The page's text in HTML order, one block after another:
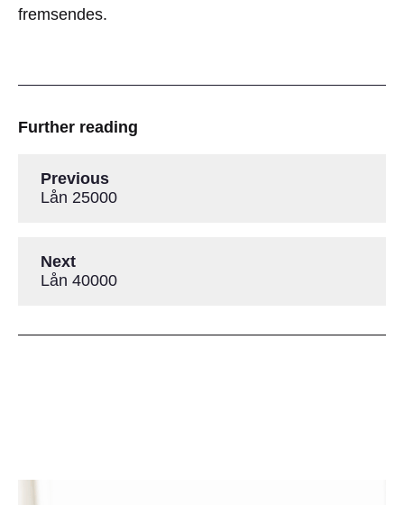
fremsendes.
Further reading
Previous
Lån 25000
Next
Lån 40000